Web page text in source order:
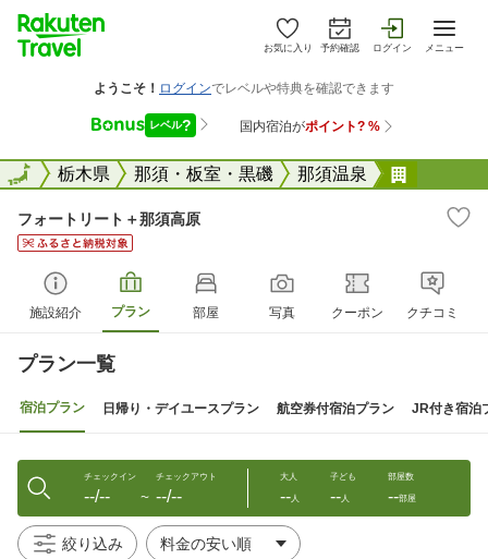
お気に入り 予約確認 ログイン メニュー
全国栃木県 那須・板室・黒磯 那須温泉
全国
フォートリート＋那須高原
施設紹介 プラン 部屋 写真 クーポン クチコミ
プラン一覧
宿泊プラン 日帰り・デイユースプラン 航空券付宿泊プラン JR付き宿泊
チェックイン
--/-- 〜
チェックアウト
--/--
大人
--人
子ども
--人
部屋数
--部屋
絞り込み